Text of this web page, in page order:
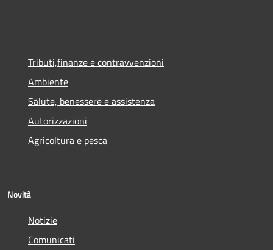
Tributi,finanze e contravvenzioni
Ambiente
Salute, benessere e assistenza
Autorizzazioni
Agricoltura e pesca
Novità
Notizie
Comunicati